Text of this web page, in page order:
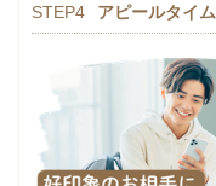
STEP4 アピールタイム